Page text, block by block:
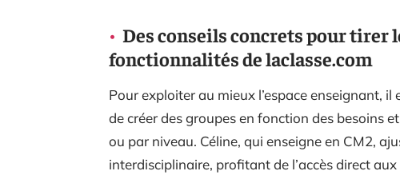
Des conseils concrets pour tirer
fonctionnalités de laclasse.com
Pour exploiter au mieux l’espace enseignant,
de créer des groupes en fonction des besoins
ou par niveau. Céline, qui enseigne en CM2,
interdisciplinaire, profitant de l’accès direct